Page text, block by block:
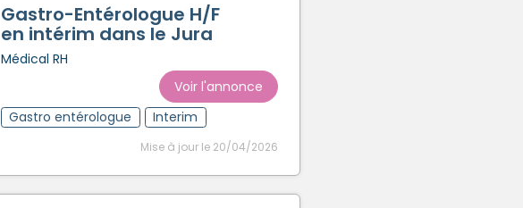
Gastro-Entérologue H/F
en intérim dans le Jura
Médical RH
Voir l'annonce
Gastro entérologue
Interim
Mise à jour le 20/04/2026